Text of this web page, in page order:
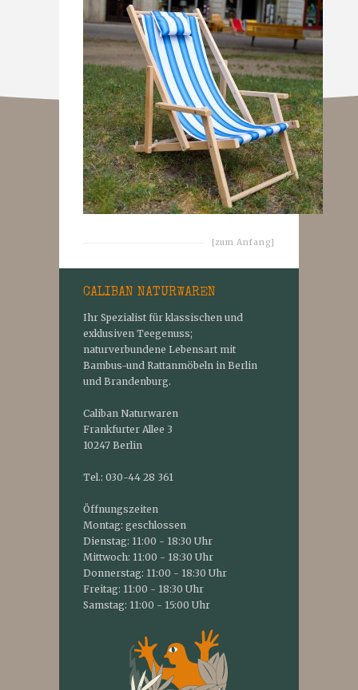
[zum Anfang]
CALIBAN NATURWAREN
Ihr Spezialist für klassischen und
exklusiven Teegenuss;
naturverbundene Lebensart mit
Bambus-und Rattanmöbeln in Berlin
und Brandenburg.
Caliban Naturwaren
Frankfurter Allee 3
10247 Berlin
Tel.: 030-44 28 361
Öffnungszeiten
Montag: geschlossen
Dienstag: 11:00 - 18:30 Uhr
Mittwoch: 11:00 - 18:30 Uhr
Donnerstag: 11:00 - 18:30 Uhr
Freitag: 11:00 - 18:30 Uhr
Samstag: 11:00 - 15:00 Uhr